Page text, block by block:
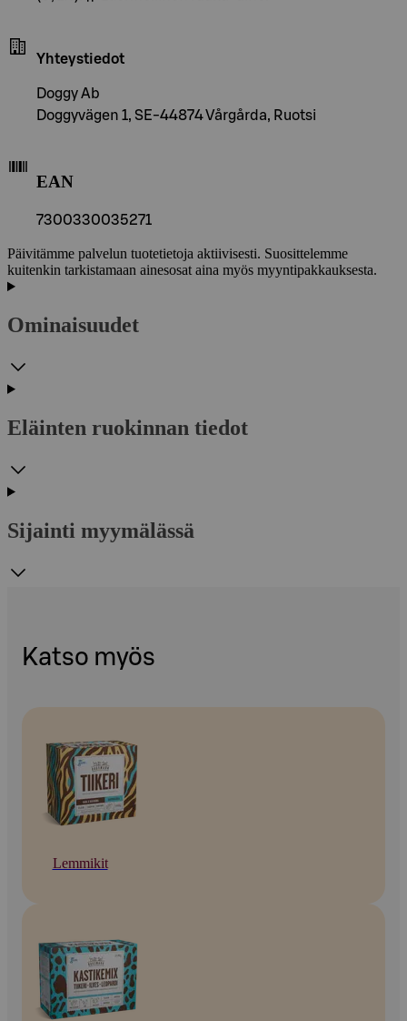
Yhteystiedot
Doggy Ab
Doggyvägen 1, SE-44874 Vårgårda, Ruotsi
EAN
7300330035271
Päivitämme palvelun tuotetietoja aktiivisesti. Suosittelemme
kuitenkin tarkistamaan ainesosat aina myös myyntipakkauksesta.
Ominaisuudet
Eläinten ruokinnan tiedot
Sijainti myymälässä
Katso myös
Lemmikit